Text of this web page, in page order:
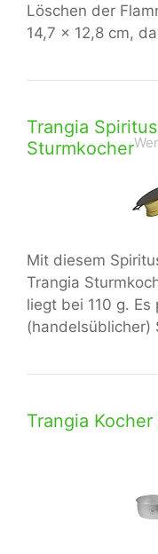
Löschen der
14,7 x 12,8 cm,
Trangia
Sturmkocher
Mit diesem
Trangia
liegt bei 110 g.
(handelsüblicher)
Trangia